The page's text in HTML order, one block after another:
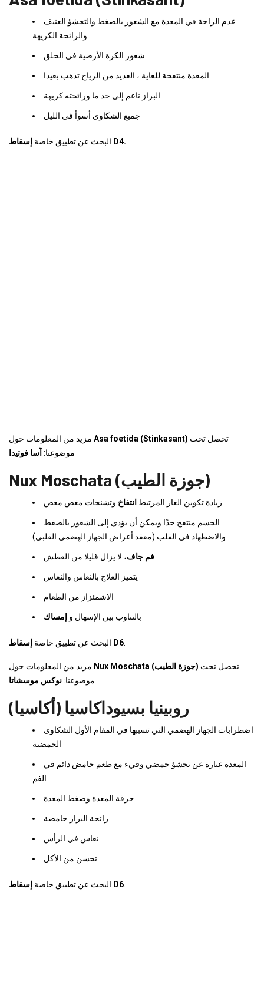
عدم الراحة في المعدة مع الشعور بالضغط والتجشؤ العنيف
والرائحة الكريهة
شعور الكرة الأرضية في الحلق
المعدة منتفخة للغاية ، العديد من الرياح تذهب بعيدا
البراز ناعم إلى حد ما ورائحته كريهة
جميع الشكاوى أسوأ في الليل
البحث عن تطبيق خاصة إسقاط D4.
Asa foetida (Stinkasant)
موضوعنا: آسا فوتيدا
Nux Moschata (جوزة الطيب)
زيادة تكوين الغاز المرتبط انتفاخ وتشنجات مغص مغص
الجسم منتفخ جدًا ويمكن أن يؤدي إلى الشعور بالضغط
والاضطهاد في القلب (معقد أعراض الجهاز الهضمي القلبي)
فم جاف، لا يزال قليلا من العطش
يتميز العلاج بالنعاس والنعاس
الاشمئزاز من الطعام
بالتناوب بين الإسهال و إمساك
البحث عن تطبيق خاصة إسقاط D6
Nux Moschata (جوزة الطيب)
موضوعنا:نوكس موسشاتا
روبينيا بسيوداكاسيا (أكاسيا)
اضطرابات الجهاز الهضمي التي تسببها في المقام الأول الشكاوى
الحمضية
المعدة عبارة عن تجشؤ حمضي وقيء مع طعم حامض دائم في
الفم
حرقة المعدة وضغط المعدة
رائحة البراز حامضة
نعاس في الرأس
تحسن من الأكل
البحث عن تطبيق خاصة إسقاط D6